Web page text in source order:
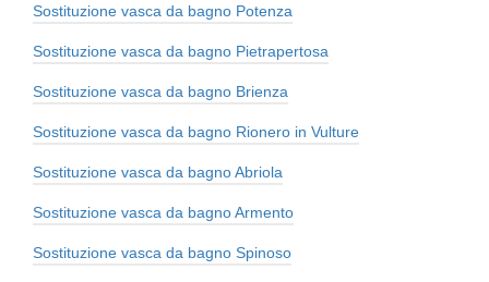
Sostituzione vasca da bagno Potenza
Sostituzione vasca da bagno Pietrapertosa
Sostituzione vasca da bagno Brienza
Sostituzione vasca da bagno Rionero in Vulture
Sostituzione vasca da bagno Abriola
Sostituzione vasca da bagno Armento
Sostituzione vasca da bagno Spinoso